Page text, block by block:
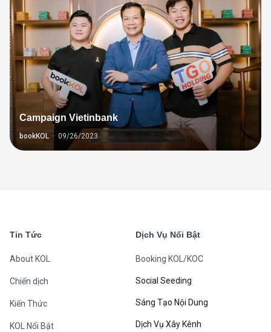
Campaign Vietinbank
bookKOL · 09/26/2023
Tin Tức
About KOL
Chiến dịch
Kiến Thức
KOL Nổi Bật
Dịch Vụ Nổi Bật
Booking KOL/KOC
Social Seeding
Sáng Tạo Nội Dung
Dịch Vụ Xây Kênh